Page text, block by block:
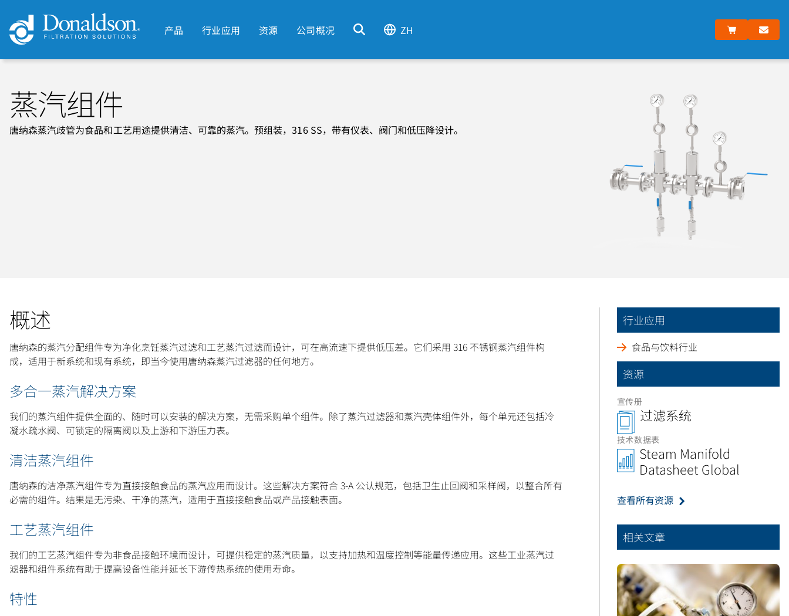
产品 行业应用 资源 公司概况 ZH
蒸汽组件
唐纳森蒸汽歧管为食品和工艺用途提供清洁、可靠的蒸汽。预组装，316 SS，带有仪表、阀门和低压降设计。
概述
唐纳森的蒸汽分配组件专为净化烹饪蒸汽过滤和工艺蒸汽过滤而设计，可在高流速下提供低压差。它们采用 316 不锈钢蒸汽组件构
成，适用于新系统和现有系统，即当今使用唐纳森蒸汽过滤器的任何地方。
多合一蒸汽解决方案
我们的蒸汽组件提供全面的、随时可以安装的解决方案，无需采购单个组件。除了蒸汽过滤器和蒸汽壳体组件外，每个单元还包括冷
凝水疏水阀、可锁定的隔离阀以及上游和下游压力表。
清洁蒸汽组件
唐纳森的洁净蒸汽组件专为直接接触食品的蒸汽应用而设计。这些解决方案符合 3-A 公认规范，包括卫生止回阀和采样阀，以整合所有
必需的组件。结果是无污染、干净的蒸汽，适用于直接接触食品或产品接触表面。
工艺蒸汽组件
我们的工艺蒸汽组件专为非食品接触环境而设计，可提供稳定的蒸汽质量，以支持加热和温度控制等能量传递应用。这些工业蒸汽过
滤器和组件系统有助于提高设备性能并延长下游传热系统的使用寿命。
特性
行业应用
食品与饮料行业
资源
宣传册
过滤系统
技术数据表
Steam Manifold
Datasheet Global
查看所有资源
相关文章